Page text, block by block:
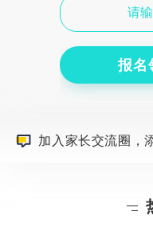
报名
加入家长交流圈